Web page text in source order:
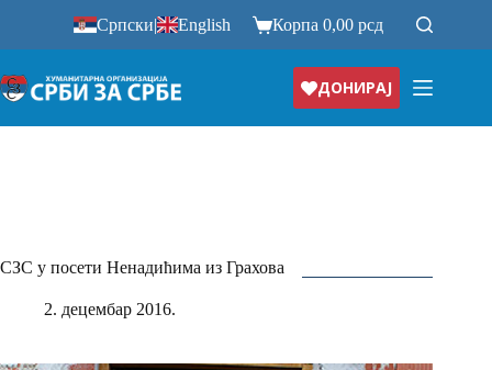
Српски| English Корпа0,00рсд
ДОНИРАЈ
СЗС у посети Ненадићима из Грахова
2. децембар 2016.